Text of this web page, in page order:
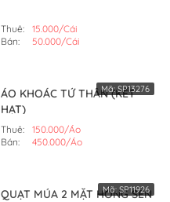
Thuê:
15.000/Cái
Bán:
50.000/Cái
ÁO KHOÁC TỨ THÂN (KẾT
HẠT)
Thuê:
150.000/Áo
Bán:
450.000/Áo
Mã:SP13276
QUẠT MÚA 2 MẶT HỒNG SEN
Mã: SP11926